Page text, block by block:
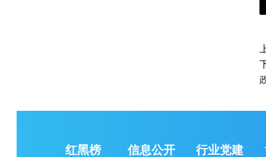
红黑榜 信息公开 行业党建